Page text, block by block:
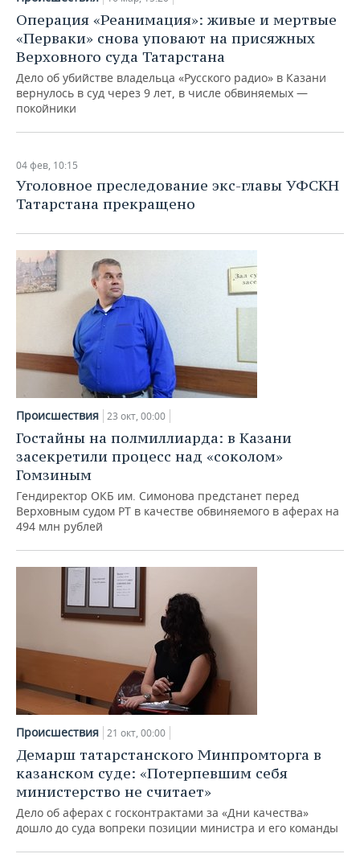
НЕФТЕХИМИЯ
НЕФТЬ
ОПК
ЭНЕРГЕТИКА
РОЗНИЧНАЯ ТОРГОВЛЯ
ТРАНСПОРТ
УСЛУГИ
НОВОСТИ ТЕХНОЛОГИЙ
IT
МЕДИА
МЕРОПРИЯТИЯ
НОВОСТИ МЕРОПРИЯТИЙ
ВЫЕЗДНАЯ РЕДАКЦИЯ
ONLINE-КОНФЕРЕНЦИИ
ОТКРЫТАЯ ЛЕКЦИЯ
СПОРТ
НОВОСТИ СПОРТА
ХОККЕЙ
БАСКЕТБОЛ
ВОЛЕЙБОЛ
КИБЕРСПОРТ
ФИГУРНОЕ КАТАНИЕ
ВОДНЫЕ ВИДЫ СПОРТА
ХОККЕЙ С МЯЧОМ
ОБЩЕСТВО
ВЛАСТЬ
ИНФРАСТРУКТУРА
ИСТОРИЯ
КУЛЬТУРА
МЕДИЦИНА
ОБРАЗОВАНИЕ
ПРОИСШЕСТВИЯ
СЮЖЕТЫ
СПРАВОЧНИК
СПИСОК ПЕРСОН
СПИСОК КОМПАНИЙ
ПОЛНАЯ ВЕРСИЯ
Операция «Реанимация»: живые и мертвые
«Перваки» снова уповают на присяжных
Верховного суда Татарстана
Дело об убийстве владельца «Русского радио» в Казани
вернулось в суд через 9 лет, в числе обвиняемых —
покойники
04 фев, 10:15
Уголовное преследование экс-главы УФСКН
Татарстана прекращено
Происшествия 23 окт, 00:00
Гостайны на полмиллиарда: в Казани
засекретили процесс над «соколом»
Гомзиным
Гендиректор ОКБ им. Симонова предстанет перед
Верховным судом РТ в качестве обвиняемого в аферах на
494 млн рублей
Происшествия 21 окт, 00:00
Демарш татарстанского Минпромторга в
казанском суде: «Потерпевшим себя
министерство не считает»
Дело об аферах с госконтрактами за «Дни качества»
дошло до суда вопреки позиции министра и его команды